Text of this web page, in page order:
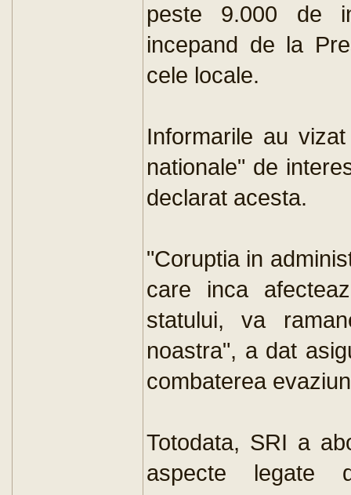
peste 9.000 de
incepand de la
cele locale.
Informarile au
nationale" de
declarat acesta.
"Coruptia in
care inca
statului, va
noastra", a dat
combaterea
Totodata, SRI a
aspecte legate